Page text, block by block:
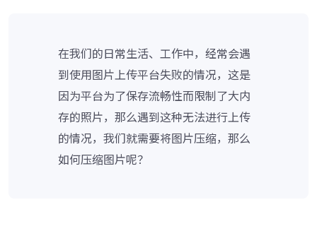
在我们的日常生活、工作中，经常会遇
到使用图片上传平台失败的情况，这是
因为平台为了保存流畅性而限制了大内
存的照片，那么遇到这种无法进行上传
的情况，我们就需要将图片压缩，那么
如何压缩图片呢？